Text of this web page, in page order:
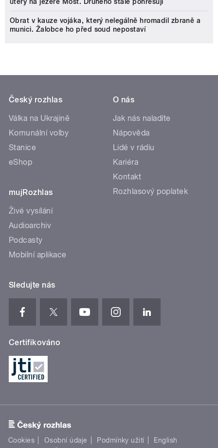
úterý na jezeře Most. Druhého stále pohřešují
Obrat v kauze vojáka, který nelegálně hromadil zbraně a
munici. Žalobce ho před soud nepostaví
Český rozhlas
Válka na Ukrajině
Komunální volby
Stanice
eShop
mujRozhlas
Živé vysílání
Audioarchiv
Podcasty
Mobilní aplikace
O nás
Jak nás naladíte
Nápověda
Lidé v rádiu
Kariéra
Kontakt
Rozhlasový poplatek
Sledujte nás
Certifikováno
Cookies Osobní údaje Podmínky užití
English